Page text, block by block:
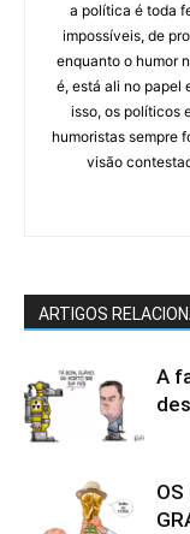
a política é toda
impossíveis, de
enquanto o humor
é, está ali no papel
isso, os políticos
humoristas sempre
visão
ARTIGOS
A
OS